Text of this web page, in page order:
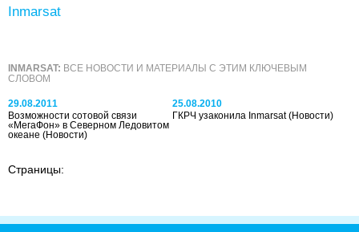
Inmarsat
INMARSAT: ВСЕ НОВОСТИ И МАТЕРИАЛЫ С ЭТИМ КЛЮЧЕВЫМ
СЛОВОМ
29.08.2011
Возможности сотовой связи
«МегаФон» в Северном Ледовитом
океане (Новости)
25.08.2010
ГКРЧ узаконила Inmarsat(Новости)
Страницы: